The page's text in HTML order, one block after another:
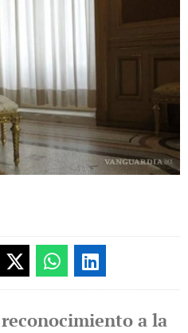
a la